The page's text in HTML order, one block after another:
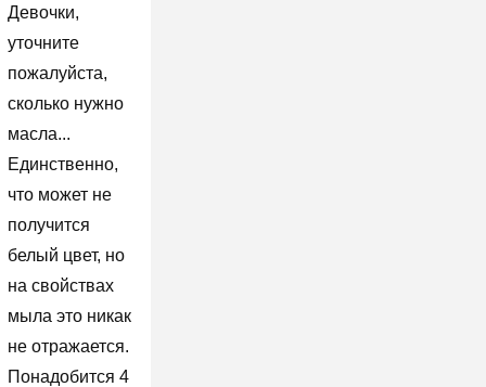
Девочки,
уточните
пожалуйста,
сколько нужно
масла...
Единственно,
что может не
получится
белый цвет, но
на свойствах
мыла это никак
не отражается.
Понадобится 4